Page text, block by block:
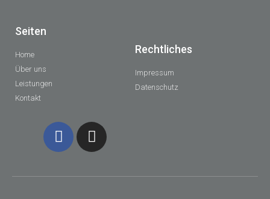
Seiten
Home
Über uns
Leistungen
Kontakt
Rechtliches
Impressum
Datenschutz